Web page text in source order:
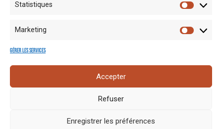
Statistiques
Marketing
Gérer les services
Accepter
Refuser
Enregistrer les préférences
Mentions
Crédits
Nos liens
Espace